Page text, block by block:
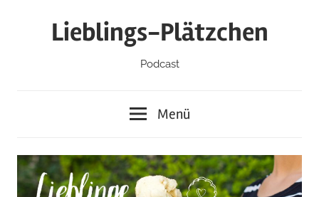
Lieblings-Plätzchen
Podcast
Menü